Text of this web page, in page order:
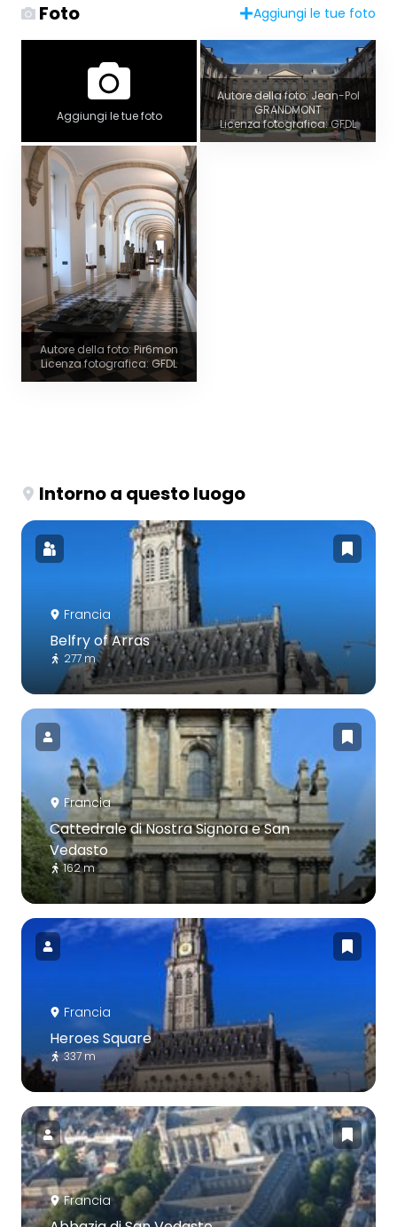
Foto Aggiungi le tue foto
Aggiungi le tue foto
Autore della foto: Jean-Pol
GRANDMONT
Licenza fotografica: GFDL
Autore della foto: Pir6mon
Licenza fotografica: GFDL
Intorno a questo luogo
Francia
Belfry of Arras
277 m
Francia
Cattedrale di Nostra Signora e San
Vedasto
162 m
Francia
Heroes Square
337 m
Francia